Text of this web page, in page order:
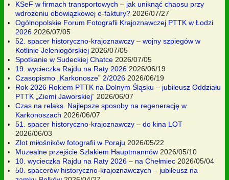
KSeF w firmach transportowych – jak uniknąć chaosu przy
wdrożeniu obowiązkowej e-faktury? 2026/07/27
Ogólnopolskie Forum Fotografii Krajoznawczej PTTK w Łodzi
2026 2026/07/05
52. spacer historyczno-krajoznawczy – wojny szpiegów w
Kotlinie Jeleniogórskiej 2026/07/05
Spotkanie w Sudeckiej Chatce 2026/07/05
19. wycieczka Rajdu na Raty 2026 2026/06/19
Czasopismo „Karkonosze” 2/2026 2026/06/19
Rok 2026 Rokiem PTTK na Dolnym Śląsku – jubileusz Oddziału
PTTK „Ziemi Jaworskiej” 2026/06/07
Czas na relaks. Najlepsze sposoby na regenerację w
Karkonoszach 2026/06/07
51. spacer historyczno-krajoznawczy – do kina LOT
2026/06/03
Zlot miłośników fotografii w Poraju 2026/05/22
Muzealne przejście Szlakiem Hauptmannów 2026/05/10
10. wycieczka Rajdu na Raty 2026 – na Chełmiec 2026/05/04
50. spacerów historyczno-krajoznawczych – jubileusz na